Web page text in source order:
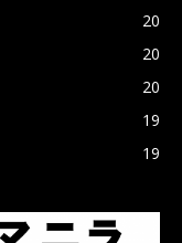
20
20
20
19
19